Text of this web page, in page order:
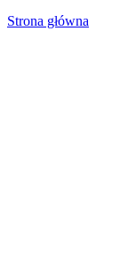
Strona główna